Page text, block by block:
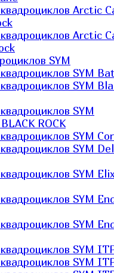
Arctic
Arctic
SYM
SYM
SYM
SYM
ROCK
SYM
SYM
SYM
SYM
SYM
SYM
SYM